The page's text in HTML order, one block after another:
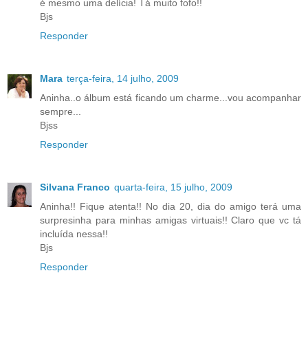
é mesmo uma delícia! Tá muito fofo!!
Bjs
Responder
Mara terça-feira, 14 julho, 2009
Aninha..o álbum está ficando um charme...vou acompanhar
sempre...
Bjss
Responder
Silvana Franco quarta-feira, 15 julho, 2009
Aninha!! Fique atenta!! No dia 20, dia do amigo terá uma
surpresinha para minhas amigas virtuais!! Claro que vc tá
incluída nessa!!
Bjs
Responder